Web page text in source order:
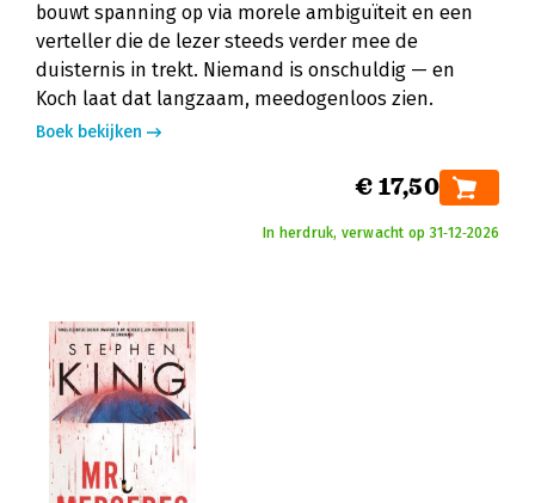
bouwt spanning op via morele ambiguïteit en een
verteller die de lezer steeds verder mee de
duisternis in trekt. Niemand is onschuldig — en
Koch laat dat langzaam, meedogenloos zien.
Boek bekijken
€ 17,50
In herdruk, verwacht op 31‑12‑2026